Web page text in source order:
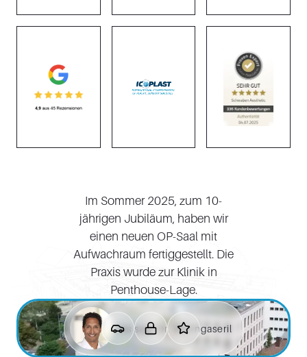
Im Sommer 2025, zum 10-
jährigen Jubiläum, haben wir
einen neuen OP-Saal mit
Aufwachraum fertiggestellt. Die
Praxis wurde zur Klinik in
Penthouse-Lage.
Das sagt Dr. Muringaseril